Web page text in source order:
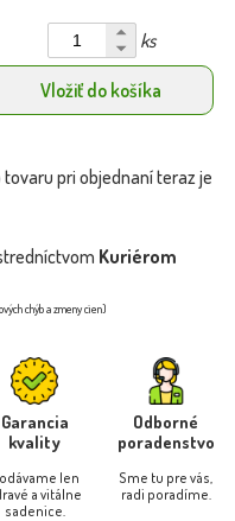
ks
Vložiť do košíka
pri objednaní teraz je
Kuriérom
chýb a zmeny cien)
Garancia
kvality
len
a vitálne
sadenice.
Odborné
poradenstvo
Sme tu pre vás,
radi poradíme.